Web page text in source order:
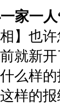
家一
相】也
就新
么样
样的